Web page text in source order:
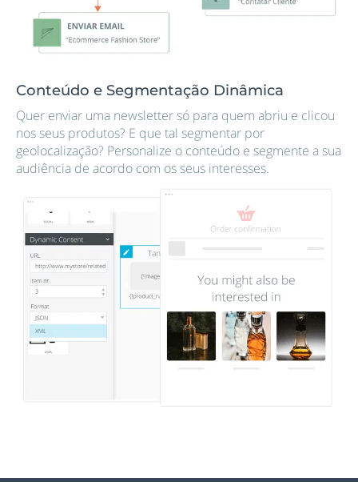
Conteúdo e Segmentação Dinâmica
Quer enviar uma newsletter só para quem abriu e clicou
nos seus produtos? E que tal segmentar por
geolocalização? Personalize o conteúdo e segmente a sua
audiência de acordo com os seus interesses.